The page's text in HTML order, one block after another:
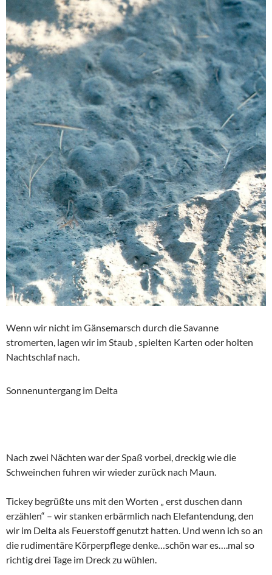
Wenn wir nicht im Gänsemarsch durch die Savanne
stromerten, lagen wir im Staub , spielten Karten oder holten
Nachtschlaf nach.
Sonnenuntergang im Delta
Nach zwei Nächten war der Spaß vorbei, dreckig wie die
Schweinchen fuhren wir wieder zurück nach Maun.
Tickey begrüßte uns mit den Worten „ erst duschen dann
erzählen“ – wir stanken erbärmlich nach Elefantendung, den
wir im Delta als Feuerstoff genutzt hatten. Und wenn ich so an
die rudimentäre Körperpflege denke…schön war es….mal so
richtig drei Tage im Dreck zu wühlen.